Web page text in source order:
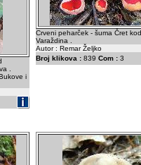
.
i
Crveni peharček - šuma Čret kod
Varaždina .
Autor : Remar Željko
Broj klikova : 839 Com : 3